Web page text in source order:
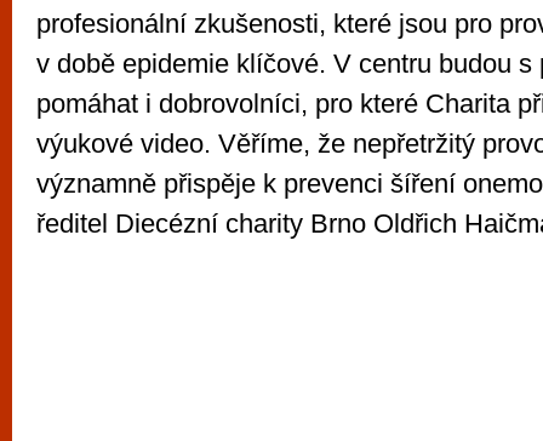
profesionální zkušenosti, které jsou pro
v době epidemie klíčové. V centru budou s
pomáhat i dobrovolníci, pro které Charita
výukové video. Věříme, že nepřetržitý
významně přispěje k prevenci šíření
ředitel Diecézní charity Brno Oldřich